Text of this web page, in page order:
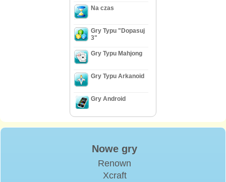
Na czas
Gry Typu "Dopasuj
3"
Gry Typu Mahjong
Gry Typu Arkanoid
Gry Android
Nowe gry
Renown
Xcraft